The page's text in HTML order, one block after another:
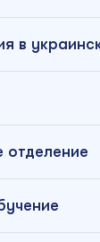
в
отделение